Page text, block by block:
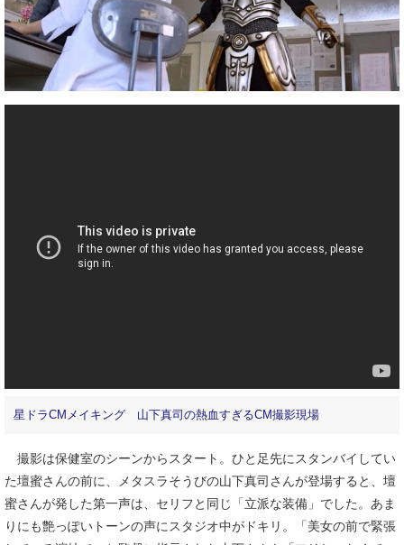
星ドラCMメイキング 山下真司の熱血すぎるCM撮影現場
撮影は保健室のシーンからスタート。ひと足先にスタンバイしてい
た壇蜜さんの前に、メタスラそうびの山下真司さんが登場すると、壇
蜜さんが発した第一声は、セリフと同じ「立派な装備」でした。あま
りにも艶っぽいトーンの声にスタジオ中がドキリ。「美女の前で緊張